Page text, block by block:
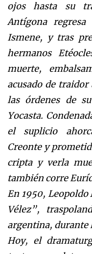
ojos hasta su
Antígona
Ismene, y tras
hermanos
muerte,
acusado de traidor
las órdenes de
Yocasta.
el suplicio
Creonte y
cripta y verla
también corre
En 1950,
Vélez”,
argentina, durante
Hoy, el